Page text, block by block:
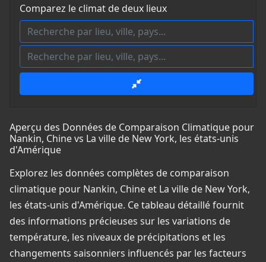
Comparez le climat de deux lieux
Aperçu des Données de Comparaison Climatique pour
Nankin, Chine vs La ville de New York, les états-unis
d'Amérique
Explorez les données complètes de comparaison
climatique pour Nankin, Chine et La ville de New York,
les états-unis d'Amérique. Ce tableau détaillé fournit
des informations précieuses sur les variations de
température, les niveaux de précipitations et les
changements saisonniers influencés par les facteurs